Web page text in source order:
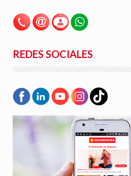
REDES SOCIALES